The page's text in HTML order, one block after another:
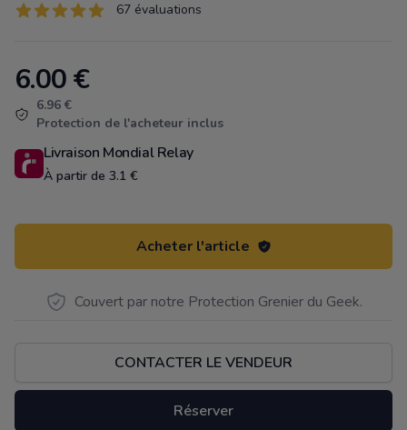
Évaluations
67 sur 5 étoiles 67 évaluations
Product information
6.00€
6.96 €
Protection de l'acheteur inclus
Livraison Mondial Relay
À partir de 3.1 €
Acheter l'article
Couvert par notre Protection Grenier du Geek.
CONTACTER LE VENDEUR
Réserver